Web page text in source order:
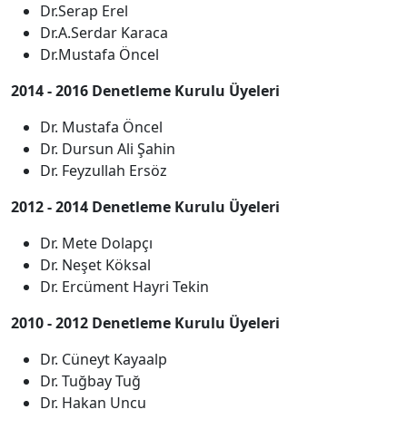
Dr.Serap Erel
Dr.A.Serdar Karaca
Dr.Mustafa Öncel
2014 - 2016 Denetleme Kurulu Üyeleri
Dr. Mustafa Öncel
Dr. Dursun Ali Şahin
Dr. Feyzullah Ersöz
2012 - 2014 Denetleme Kurulu Üyeleri
Dr. Mete Dolapçı
Dr. Neşet Köksal
Dr. Ercüment Hayri Tekin
2010 - 2012 Denetleme Kurulu Üyeleri
Dr. Cüneyt Kayaalp
Dr. Tuğbay Tuğ
Dr. Hakan Uncu